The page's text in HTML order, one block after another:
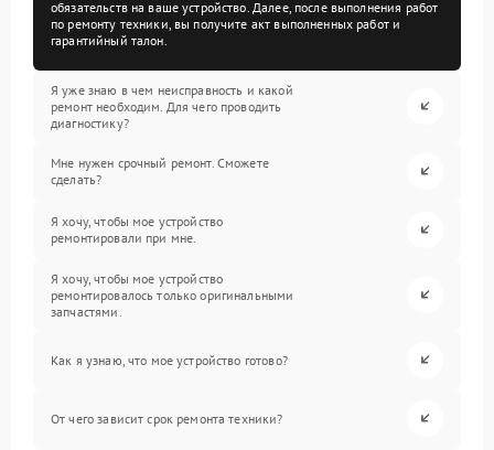
обязательств на ваше устройство. Далее, после выполнения работ
по ремонту техники, вы получите акт выполненных работ и
гарантийный талон.
Я уже знаю в чем неисправность и какой
ремонт необходим. Для чего проводить
диагностику?
Мне нужен срочный ремонт. Сможете
сделать?
Я хочу, чтобы мое устройство
ремонтировали при мне.
Я хочу, чтобы мое устройство
ремонтировалось только оригинальными
запчастями.
Как я узнаю, что мое устройство готово?
От чего зависит срок ремонта техники?